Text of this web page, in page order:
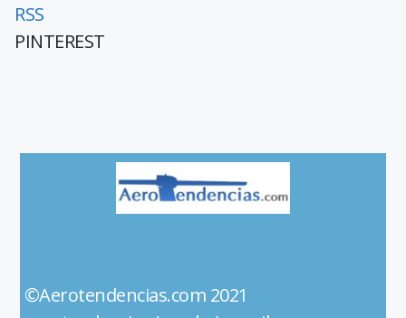
RSS
PINTEREST
©Aerotendencias.com 2021